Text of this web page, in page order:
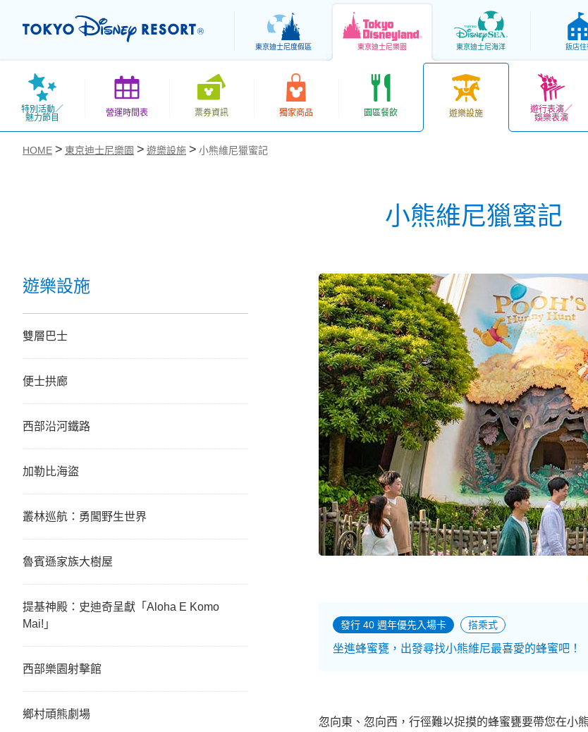
東京迪士尼度假區 東京迪士尼樂園 東京迪士尼海洋 飯店住
特別活動／
魅力節目
營運時間表 票券資訊 獨家商品 園區餐飲 遊樂設施
遊行表演／
娛樂表演
HOME 東京迪士尼樂園 遊樂設施 小熊維尼獵蜜記
小熊維尼獵蜜記
發行 40 週年優先入場卡 搭乘式
坐進蜂蜜甕，出發尋找小熊維尼最喜愛的蜂蜜吧！
忽向東、忽向西，行徑難以捉摸的蜂蜜甕要帶您在小
遊樂設施
雙層巴士
便士拱廊
西部沿河鐵路
加勒比海盜
叢林巡航：勇闖野生世界
魯賓遜家族大樹屋
提基神殿：史迪奇呈獻「Aloha E Komo
Mai!」
西部樂園射擊館
鄉村頑熊劇場